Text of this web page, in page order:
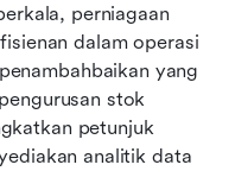
perniagaan
dalam operasi
yang
stok
petunjuk
analitik data